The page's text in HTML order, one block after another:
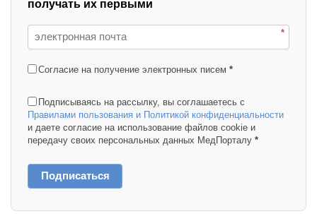
получать их первыми
*
Согласие на получение электронных писем *
Подписываясь на рассылку, вы соглашаетесь с
Правилами пользования и Политикой конфиденциальности
и даете согласие на использование файлов cookie и
передачу своих персональных данных МедПорталу *
Подписаться